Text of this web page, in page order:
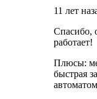
11 лет
Спасибо,
работает!
Плюсы:
быстрая